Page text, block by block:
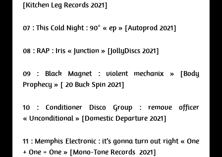
[Kitchen Leg Records 2021]
07 : This Cold Night : 90° « ep » [Autoprod 2021]
08 : RAP : Iris « Junction » [JollyDiscs 2021]
09 : Black Magnet : violent mechanix » [Body
Prophecy » [ 20 Buck Spin 2021]
10 : Conditioner Disco Group : remove officer
« Unconditional » [Domestic Departure 2021]
11 : Memphis Electronic : it’s gonna turn out right « One
+ One = One » [Mono-Tone Records 2021]